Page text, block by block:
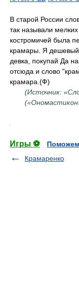
В старой России
так называли
костромичей была
крамары. Я
девка, покупай Да
отсюда и слово
крамара.(Ф)
(Источник:
Игры ⚽
Крамаренко